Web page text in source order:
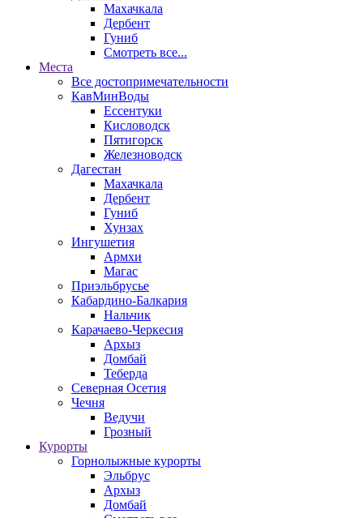
Махачкала
Дербент
Гуниб
Смотреть все...
Места
Все достопримечательности
КавМинВоды
Ессентуки
Кисловодск
Пятигорск
Железноводск
Дагестан
Махачкала
Дербент
Гуниб
Хунзах
Ингушетия
Армхи
Магас
Приэльбрусье
Кабардино-Балкария
Нальчик
Карачаево-Черкесия
Архыз
Домбай
Теберда
Северная Осетия
Чечня
Ведучи
Грозный
Курорты
Горнолыжные курорты
Эльбрус
Архыз
Домбай